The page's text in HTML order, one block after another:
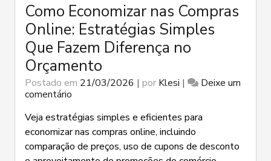
Como Economizar nas Compras
Online: Estratégias Simples
Que Fazem Diferença no
Orçamento
Postado em 21/03/2026 | por Klesi |
Deixe um
comentário
Economizar
nas
Compras
Online:
Veja estratégias simples e eficientes para
economizar nas compras online, incluindo
comparação de preços, uso de cupons de desconto